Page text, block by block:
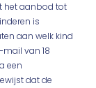
het aanbod tot
is
aan welk kind
van 18
een
dat de